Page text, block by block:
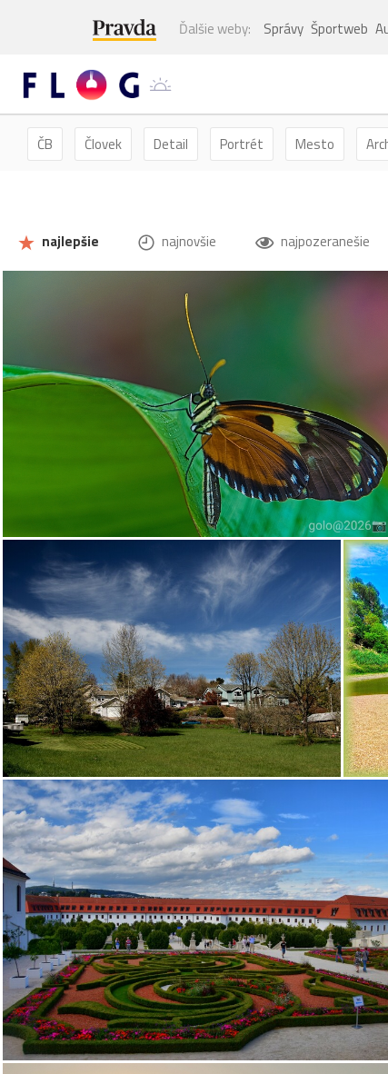
Ďalšie weby: Správy Športweb
ČB Človek Detail Portrét Mesto
najlepšie najnovšie najpozeranešie